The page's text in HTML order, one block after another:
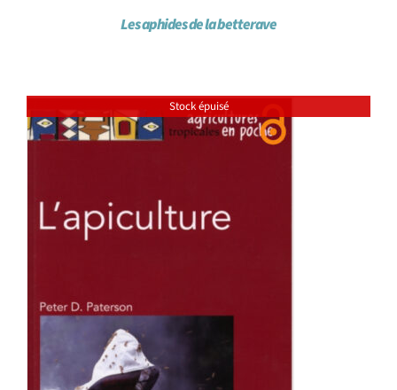
Les aphides de la betterave
Stock épuisé